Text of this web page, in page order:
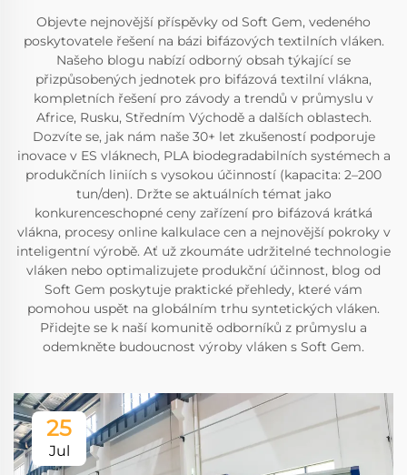
Objevte nejnovější příspěvky od Soft Gem, vedeného
poskytovatele řešení na bázi bifázových textilních vláken.
Našeho blogu nabízí odborný obsah týkající se
přizpůsobených jednotek pro bifázová textilní vlákna,
kompletních řešení pro závody a trendů v průmyslu v
Africe, Rusku, Středním Východě a dalších oblastech.
Dozvíte se, jak nám naše 30+ let zkušeností podporuje
inovace v ES vláknech, PLA biodegradabilních systémech a
produkčních liniích s vysokou účinností (kapacita: 2–200
tun/den). Držte se aktuálních témat jako
konkurenceschopné ceny zařízení pro bifázová krátká
vlákna, procesy online kalkulace cen a nejnovější pokroky v
inteligentní výrobě. Ať už zkoumáte udržitelné technologie
vláken nebo optimalizujete produkční účinnost, blog od
Soft Gem poskytuje praktické přehledy, které vám
pomohou uspět na globálním trhu syntetických vláken.
Přidejte se k naší komunitě odborníků z průmyslu a
odemkněte budoucnost výroby vláken s Soft Gem.
25
Jul